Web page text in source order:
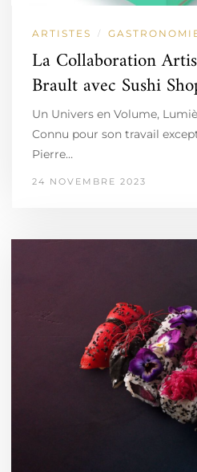
ARTISTES /
La Collaboration
Brault avec Sushi
Un Univers en Volume,
Connu pour son travail
Pierre…
24 NOVEMBRE 2023